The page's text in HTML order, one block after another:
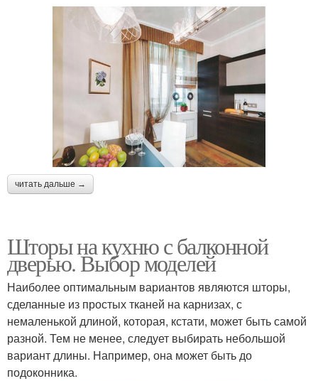
читать дальше →
Шторы на кухню с балконной
дверью. Выбор моделей
Наиболее оптимальным вариантов являются шторы,
сделанные из простых тканей на карнизах, с
немаленькой длиной, которая, кстати, может быть самой
разной. Тем не менее, следует выбирать небольшой
вариант длины. Например, она может быть до
подоконника.